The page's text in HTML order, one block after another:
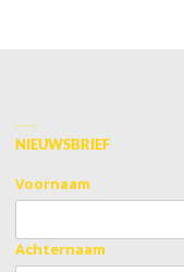
NIEUWSBRIEF
Voornaam
Achternaam